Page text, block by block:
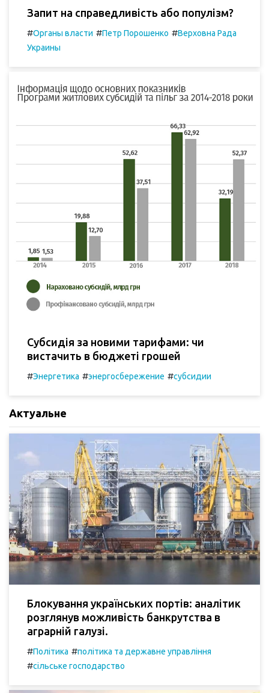
Запит на справедливість або популізм?
#Органы власти #Петр Порошенко #Верховна Рада
Украины
Субсидія за новими тарифами: чи
вистачить в бюджеті грошей
#Энергетика #энергосбережение #субсидии
Актуальне
Блокування українських портів: аналітик
розглянув можливість банкрутства в
аграрній галузі.
#Політика #політика та державне управління
#сільське господарство